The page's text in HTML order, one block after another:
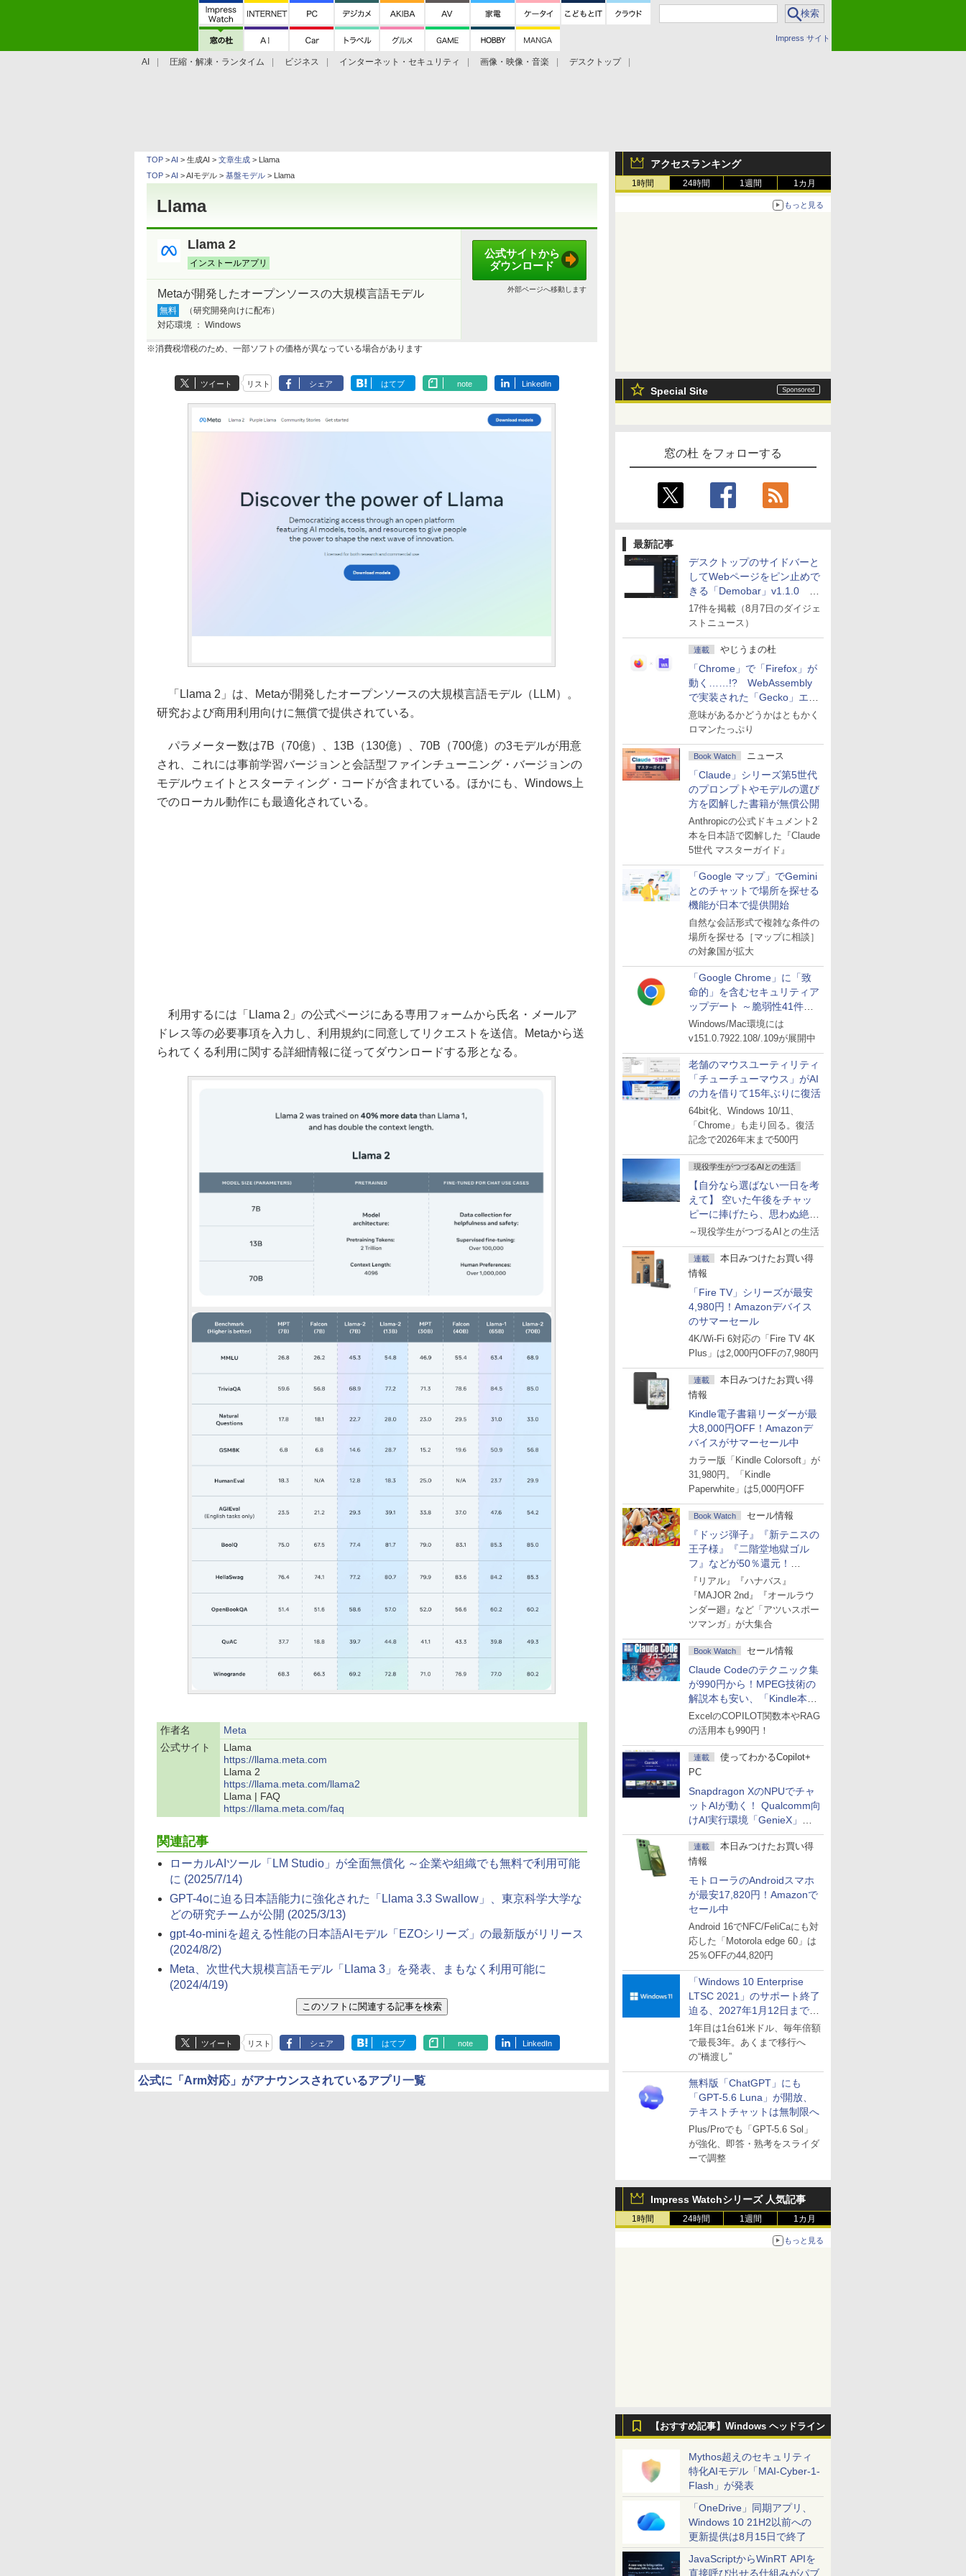
Impress サイト
AI 圧縮・解凍・ランタイム ビジネス インターネット・セキュリティ 画像・映像・音楽
デスクトップ
アクセスランキング
1時間 24時間 1週間 1カ月
もっと見る
Special Site
窓の杜 をフォローする
最新記事
デスクトップのサイドバーと
してWebページをピン止めで
きる「Demobar」v1.1.0 ほ
か
17件を掲載（8月7日のダイジェ
ストニュース）
連載 やじうまの杜
「Chrome」で「Firefox」が
動く……!? WebAssembly
で実装された「Gecko」エン
ジン
意味があるかどうかはともかく
ロマンたっぷり
Book Watch ニュース
「Claude」シリーズ第5世代
のプロンプトやモデルの選び
方を図解した書籍が無償公開
Anthropicの公式ドキュメント2
本を日本語で図解した『Claude
5世代 マスターガイド』
「Google マップ」でGemini
とのチャットで場所を探せる
機能が日本で提供開始
自然な会話形式で複雑な条件の
場所を探せる［マップに相談］
の対象国が拡大
「Google Chrome」に「致
命的」を含むセキュリティア
ップデート ～脆弱性41件に
対処
Windows/Mac環境には
v151.0.7922.108/.109が展開中
老舗のマウスユーティリティ
「チューチューマウス」がAI
の力を借りて15年ぶりに復活
64bit化、Windows 10/11、
「Chrome」も走り回る。復活
記念で2026年末まで500円
現役学生がつづるAIとの生活
【自分なら選ばない一日を考
えて】 空いた午後をチャッ
ピーに捧げたら、思わぬ絶景
に出会った話
～現役学生がつづるAIとの生活
連載
本日みつけたお買い得
情報
「Fire TV」シリーズが最安
4,980円！Amazonデバイス
のサマーセール
4K/Wi-Fi 6対応の「Fire TV 4K
Plus」は2,000円OFFの7,980円
連載
本日みつけたお買い得
情報
Kindle電子書籍リーダーが最
大8,000円OFF！Amazonデ
バイスがサマーセール中
カラー版「Kindle Colorsoft」が
31,980円。「Kindle
Paperwhite」は5,000円OFF
Book Watch セール情報
『ドッジ弾子』『新テニスの
王子様』『二階堂地獄ゴル
フ』などが50％還元！
Amazonマンガ週末セール
『リアル』『ハナバス』
『MAJOR 2nd』『オールラウ
ンダー廻』など「アツいスポー
ツマンガ」が大集合
Book Watch セール情報
Claude Codeのテクニック集
が990円から！MPEG技術の
解説本も安い、「Kindle本サ
マーセール」第2弾開始！
ExcelのCOPILOT関数本やRAG
の活用本も990円！
連載
使ってわかるCopilot+
PC
Snapdragon XのNPUでチャ
ットAIが動く！ Qualcomm向
けAI実行環境「GenieX」を
試してみた
連載
本日みつけたお買い得
情報
モトローラのAndroidスマホ
が最安17,820円！Amazonで
セール中
Android 16でNFC/FeliCaにも対
応した「Motorola edge 60」は
25％OFFの44,820円
「Windows 10 Enterprise
LTSC 2021」のサポート終了
迫る、2027年1月12日まで
～ESUは9月1日から販売
1年目は1台61米ドル、毎年倍額
で最長3年。あくまで移行へ
の“橋渡し”
無料版「ChatGPT」にも
「GPT-5.6 Luna」が開放、
テキストチャットは無制限へ
Plus/Proでも「GPT-5.6 Sol」
が強化、即答・熟考をスライダ
ーで調整
Impress Watchシリーズ 人気記事
1時間 24時間 1週間 1カ月
もっと見る
【おすすめ記事】Windows ヘッドライン
Mythos超えのセキュリティ
特化AIモデル「MAI-Cyber-1-
Flash」が発表
「OneDrive」同期アプリ、
Windows 10 21H2以前への
更新提供は8月15日で終了
JavaScriptからWinRT APIを
直接呼び出せる仕組みがパブ
TOP>AI > 生成AI > 文章生成> Llama
TOP>AI > AIモデル > 基盤モデル> Llama
Llama
Llama 2
インストールアプリ
Metaが開発したオープンソースの大規模言語モデル
無料
（研究開発向けに配布）
対応環境 ： Windows
公式サイトから
ダウンロード
外部ページへ移動します
※消費税増税のため、一部ソフトの価格が異なっている場合があります
ツイート リスト シェア はてブ note LinkedIn
「Llama 2」は、Metaが開発したオープンソースの大規模言語モデル（LLM）。
研究および商用利用向けに無償で提供されている。
パラメーター数は7B（70億）、13B（130億）、70B（700億）の3モデルが用意
され、これには事前学習バージョンと会話型ファインチューニング・バージョンの
モデルウェイトとスターティング・コードが含まれている。ほかにも、Windows上
でのローカル動作にも最適化されている。
利用するには「Llama 2」の公式ページにある専用フォームから氏名・メールア
ドレス等の必要事項を入力し、利用規約に同意してリクエストを送信。Metaから送
られてくる利用に関する詳細情報に従ってダウンロードする形となる。
作者名
Meta
公式サイト
Llama
https://llama.meta.com
Llama 2
https://llama.meta.com/llama2
Llama | FAQ
https://llama.meta.com/faq
関連記事
ローカルAIツール「LM Studio」が全面無償化 ～企業や組織でも無料で利用可能
に (2025/7/14)
GPT-4oに迫る日本語能力に強化された「Llama 3.3 Swallow」、東京科学大学な
どの研究チームが公開 (2025/3/13)
gpt-4o-miniを超える性能の日本語AIモデル「EZOシリーズ」の最新版がリリース
(2024/8/2)
Meta、次世代大規模言語モデル「Llama 3」を発表、まもなく利用可能に
(2024/4/19)
ツイート リスト シェア はてブ note LinkedIn
公式に「Arm対応」がアナウンスされているアプリ一覧